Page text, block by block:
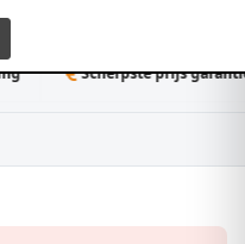
Scherpste prijs garantie